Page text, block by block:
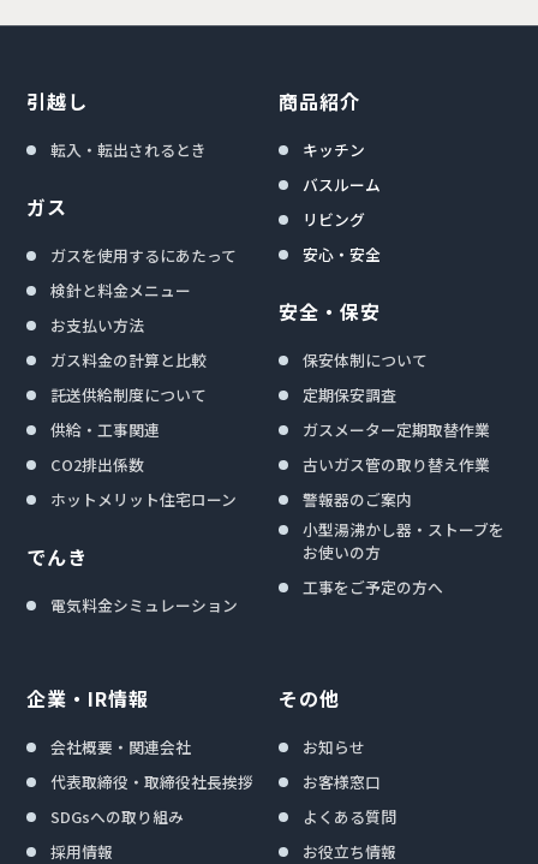
引越し
転入・転出されるとき
ガス
ガスを使用するにあたって
検針と料金メニュー
お支払い方法
ガス料金の計算と比較
託送供給制度について
供給・工事関連
CO2排出係数
ホットメリット住宅ローン
でんき
電気料金シミュレーション
商品紹介
キッチン
バスルーム
リビング
安心・安全
安全・保安
保安体制について
定期保安調査
ガスメーター定期取替作業
古いガス管の取り替え作業
警報器のご案内
小型湯沸かし器・ストーブを
お使いの方
工事をご予定の方へ
企業・IR情報
会社概要・関連会社
代表取締役・取締役社長挨拶
SDGsへの取り組み
採用情報
その他
お知らせ
お客様窓口
よくある質問
お役立ち情報